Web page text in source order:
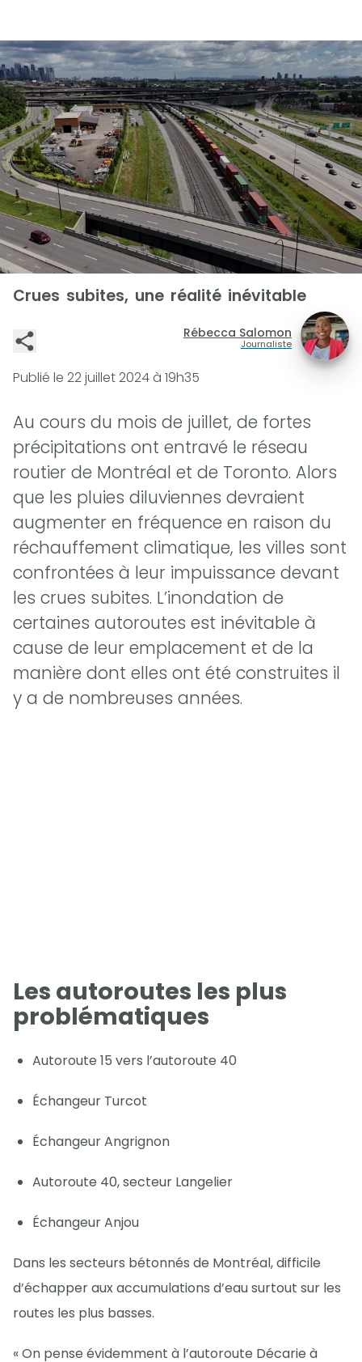
Crues subites, une réalité inévitable
Rébecca Salomon
Journaliste
Publié le 22 juillet 2024 à 19h35
Au cours du mois de juillet, de fortes
précipitations ont entravé le réseau
routier de Montréal et de Toronto. Alors
que les pluies diluviennes devraient
augmenter en fréquence en raison du
réchauffement climatique, les villes sont
confrontées à leur impuissance devant
les crues subites. L’inondation de
certaines autoroutes est inévitable à
cause de leur emplacement et de la
manière dont elles ont été construites il
y a de nombreuses années.
Les autoroutes les plus
problématiques
Autoroute 15 vers l’autoroute 40
Échangeur Turcot
Échangeur Angrignon
Autoroute 40, secteur Langelier
Échangeur Anjou
Dans les secteurs bétonnés de Montréal, difficile
d’échapper aux accumulations d’eau surtout sur les
routes les plus basses.
« On pense évidemment à l’autoroute Décarie à